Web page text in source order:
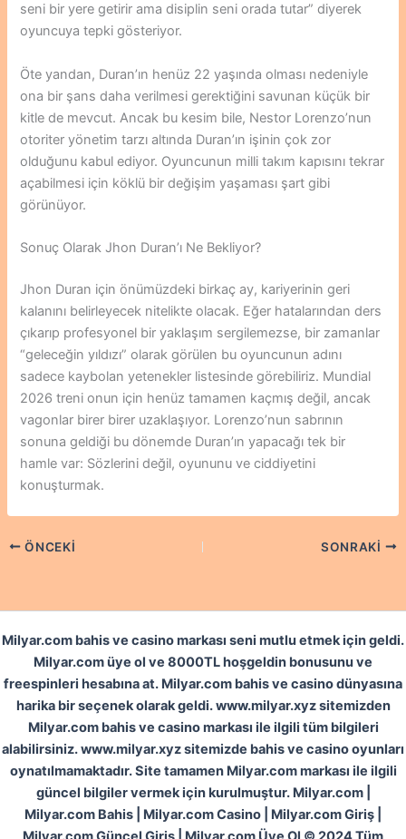
seni bir yere getirir ama disiplin seni orada tutar” diyerek
oyuncuya tepki gösteriyor.
Öte yandan, Duran’ın henüz 22 yaşında olması nedeniyle
ona bir şans daha verilmesi gerektiğini savunan küçük bir
kitle de mevcut. Ancak bu kesim bile, Nestor Lorenzo’nun
otoriter yönetim tarzı altında Duran’ın işinin çok zor
olduğunu kabul ediyor. Oyuncunun milli takım kapısını tekrar
açabilmesi için köklü bir değişim yaşaması şart gibi
görünüyor.
Sonuç Olarak Jhon Duran’ı Ne Bekliyor?
Jhon Duran için önümüzdeki birkaç ay, kariyerinin geri
kalanını belirleyecek nitelikte olacak. Eğer hatalarından ders
çıkarıp profesyonel bir yaklaşım sergilemezse, bir zamanlar
“geleceğin yıldızı” olarak görülen bu oyuncunun adını
sadece kaybolan yetenekler listesinde görebiliriz. Mundial
2026 treni onun için henüz tamamen kaçmış değil, ancak
vagonlar birer birer uzaklaşıyor. Lorenzo’nun sabrının
sonuna geldiği bu dönemde Duran’ın yapacağı tek bir
hamle var: Sözlerini değil, oyununu ve ciddiyetini
konuşturmak.
ÖNCEKI SONRAKI
Milyar.com bahis ve casino markası seni mutlu etmek için geldi.
Milyar.com üye ol ve 8000TL hoşgeldin bonusunu ve
freespinleri hesabına at. Milyar.com bahis ve casino dünyasına
harika bir seçenek olarak geldi. www.milyar.xyz sitemizden
Milyar.com bahis ve casino markası ile ilgili tüm bilgileri
alabilirsiniz. www.milyar.xyz sitemizde bahis ve casino oyunları
oynatılmamaktadır. Site tamamen Milyar.com markası ile ilgili
güncel bilgiler vermek için kurulmuştur. Milyar.com |
Milyar.com Bahis | Milyar.com Casino | Milyar.com Giriş |